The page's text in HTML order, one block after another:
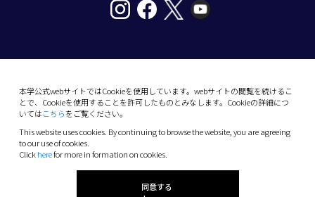
本学公式webサイトではCookieを使用しています。webサイトの閲覧を続けるこ
とで、Cookieを使用することを許可したものとみなします。Cookieの詳細につ
いてはこちらをご覧ください。
This website uses cookies. By continuing to browse the website, you are agreeing
to our use of cookies.
Clickherefor more in formation on cookies.
同意する
10-13 Dogo-Himata, Matsuyama, Ehime 790-
Phone: +81 89-927-9000
(C) 2026 Ehime University.